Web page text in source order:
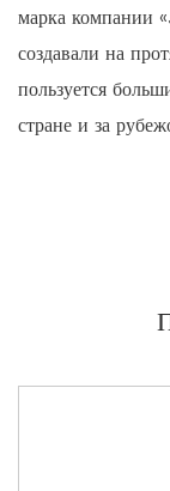
марка компании
создавали на
пользуется
стране и за